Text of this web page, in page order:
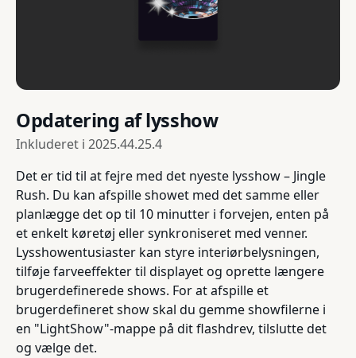
Opdatering af lysshow
Inkluderet i 2025.44.25.4
Det er tid til at fejre med det nyeste lysshow – Jingle
Rush. Du kan afspille showet med det samme eller
planlægge det op til 10 minutter i forvejen, enten på
et enkelt køretøj eller synkroniseret med venner.
Lysshowentusiaster kan styre interiørbelysningen,
tilføje farveeffekter til displayet og oprette længere
brugerdefinerede shows. For at afspille et
brugerdefineret show skal du gemme showfilerne i
en "LightShow"-mappe på dit flashdrev, tilslutte det
og vælge det.